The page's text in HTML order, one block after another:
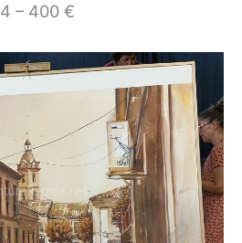
4 – 400 €